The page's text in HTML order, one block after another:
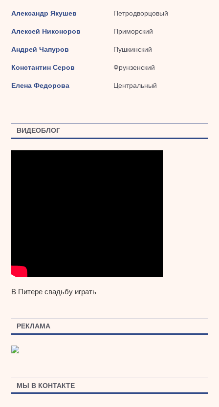
Александр Якушев Петродворцовый
Алексей Никоноров Приморский
Андрей Чапуров Пушкинский
Константин Серов Фрунзенский
Елена Федорова Центральный
ВИДЕОБЛОГ
В Питере свадьбу играть
РЕКЛАМА
МЫ В КОНТАКТЕ